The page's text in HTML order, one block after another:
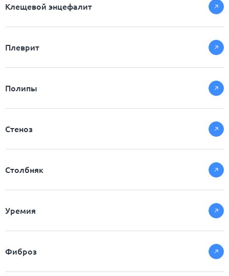
Клещевой энцефалит
Плеврит
Полипы
Стеноз
Столбняк
Уремия
Фиброз